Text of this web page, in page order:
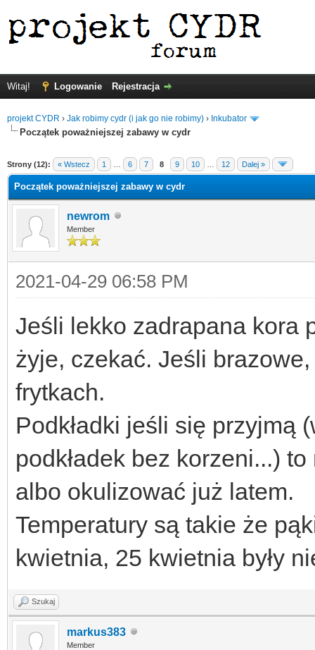
Witaj! Logowanie Rejestracja
projekt CYDR › Jak robimy cydr (i jak go nie robimy) › Inkubator
Początek poważniejszej zabawy w cydr
Strony (12): « Wstecz 1 6 7 8 9 10 12 Dalej »
Początek poważniejszej zabawy w cydr
newrom
Member
2021-04-29 06:58 PM
Jeśli lekko zadrapana kora
żyje, czekać. Jeśli
frytkach.
Podkładki jeśli się przyjmą
podkładek bez korzeni...)
albo okulizować już latem.
Temperatury są takie że
kwietnia, 25 kwietnia były
Szukaj
markus383
Member